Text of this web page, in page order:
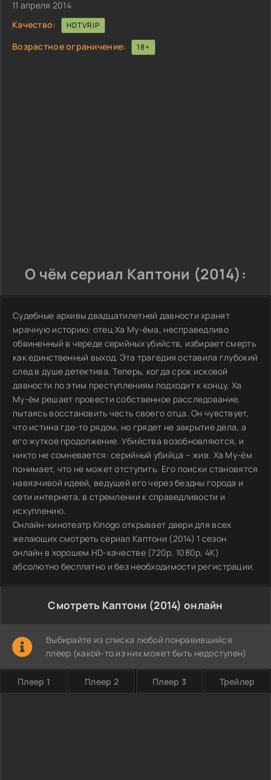
11 апреля 2014
Качество:
HDTVRIP
Возрастное ограничение: 18+
О чём сериал Каптони (2014):
Судебные архивы двадцатилетней давности хранят
мрачную историю: отец Ха Му-ёма, несправедливо
обвиненный в череде серийных убийств, избирает смерть
как единственный выход. Эта трагедия оставила глубокий
след в душе детектива. Теперь, когда срок исковой
давности по этим преступлениям подходит к концу, Ха
Му-ём решает провести собственное расследование,
пытаясь восстановить честь своего отца. Он чувствует,
что истина где-то рядом, но грядет не закрытие дела, а
его жуткое продолжение. Убийства возобновляются, и
никто не сомневается: серийный убийца – жив. Ха Му-ём
понимает, что не может отступить. Его поиски становятся
навязчивой идеей, ведущей его через бездны города и
сети интернета, в стремлении к справедливости и
искуплению.
Онлайн-кинотеатр Kinogo открывает двери для всех
желающих смотреть сериал Каптони (2014) 1 сезон
онлайн в хорошем HD-качестве (720p, 1080p, 4K)
абсолютно бесплатно и без необходимости регистрации.
Смотреть Каптони (2014) онлайн
Выбирайте из списка любой понравившийся
плеер (какой-то из них может быть недоступен)
Плеер 1 Плеер 2 Плеер 3 Трейлер